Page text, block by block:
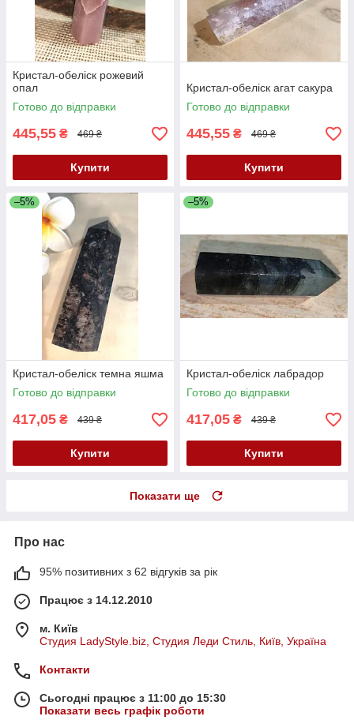
Кристал-обеліск рожевий
опал
Готово до відправки
445,55 ₴ 469 ₴
Купити
Кристал-обеліск агат сакура
Готово до відправки
445,55 ₴ 469 ₴
Купити
–5%
Кристал-обеліск темна яшма
Готово до відправки
417,05 ₴ 439 ₴
Купити
–5%
Кристал-обеліск лабрадор
Готово до відправки
417,05 ₴ 439 ₴
Купити
Показати ще
Про нас
95% позитивних з 62 відгуків за рік
Працює з 14.12.2010
м. Київ
Студия LadyStyle.biz, Студия Леди Стиль, Київ, Україна
Контакти
Сьогодні працює з 11:00 до 15:30
Показати весь графік роботи